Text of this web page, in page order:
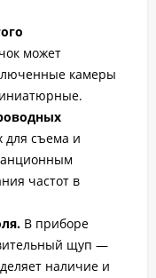
может
камеры
для съема и
частот в
В приборе
щуп —
наличие и